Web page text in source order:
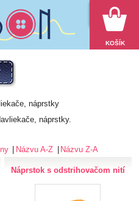
KOŠÍK
náprstky
náprstky.
Názvu A-Z Názvu Z-A
Náprstok s odstrihovačom nití